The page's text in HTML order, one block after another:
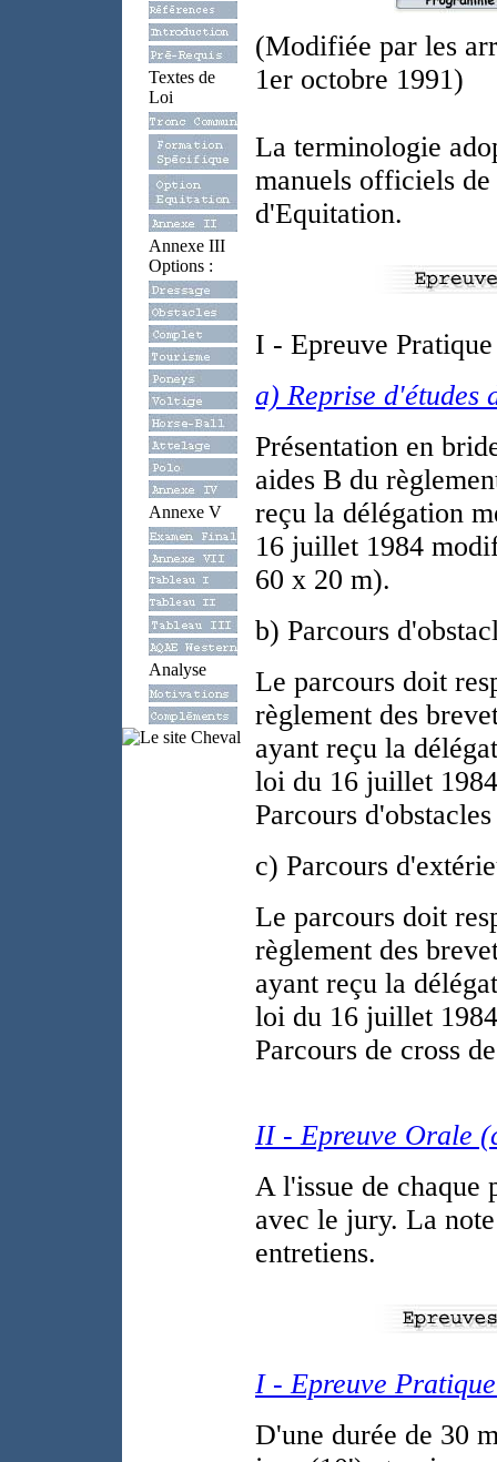
Textes de
Loi
Annexe III
Options :
Annexe V
Analyse
(Modifiée par les
1er octobre 1991)
La terminologie
manuels officiels
d'Equitation.
I - Epreuve
a) Reprise d'études
Présentation en
aides B du
reçu la délégation
16 juillet 1984
60 x 20 m).
b) Parcours
Le parcours doit
règlement des
ayant reçu la
loi du 16 juillet
Parcours
c) Parcours
Le parcours doit
règlement des
ayant reçu la
loi du 16 juillet
Parcours de cross
II - Epreuve Orale
A l'issue de chaque
avec le jury. La
entretiens.
I - Epreuve
D'une durée de 30